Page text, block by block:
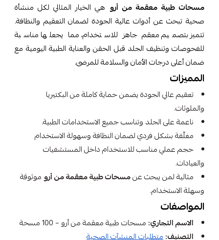
مسحات طبية معقمة من أرو هي الخيار المثالي لكل منشأة
صحية تبحث عن أدوات عالية الجودة لضمان التعقيم والنظافة.
تتميز بتصميم معقم جاهز للاستخدام، مما يجعلها مناسبة
للفحوصات وتنظيف الجلد قبل الحقن والعناية الطبية اليومية مع
ضمان أعلى درجات الأمان والسلامة للمرضى.
المميزات
تعقيم عالي الجودة يضمن حماية كاملة من البكتيريا
والملوثات.
ناعمة على الجلد وتناسب جميع الاستخدامات الطبية.
مغلّفة بشكل فردي لضمان النظافة وسهولة الاستخدام
حجم عملي مناسب للاستخدام داخل المستشفيات
والعيادات.
مثالية لمن يبحث عنمسحات طبية معقمة من أرو موثوقة
وسهلة الاستخدام.
المواصفات
الاسم التجاري: مسحات طبية معقمة من أرو – 100 مسحة
التصنيف:متطلبات المنشآت الصحية